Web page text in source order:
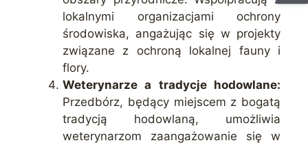
lokalnymi organizacjami ochrony
środowiska, angażując się w projekty
związane z ochroną lokalnej fauny i
flory.
Weterynarze a tradycje hodowlane:
Przedbórz, będący miejscem z bogatą
tradycją hodowlaną, umożliwia
weterynarzom zaangażowanie się w